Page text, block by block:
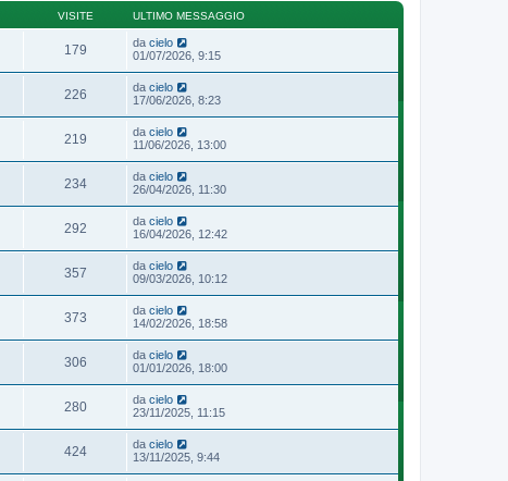
VISITE ULTIMO MESSAGGIO
179 da cielo
01/07/2026, 9:15
226 da cielo
17/06/2026, 8:23
219 da cielo
11/06/2026, 13:00
234 da cielo
26/04/2026, 11:30
292 da cielo
16/04/2026, 12:42
357 da cielo
09/03/2026, 10:12
373 da cielo
14/02/2026, 18:58
306 da cielo
01/01/2026, 18:00
280 da cielo
23/11/2025, 11:15
424 da cielo
13/11/2025, 9:44